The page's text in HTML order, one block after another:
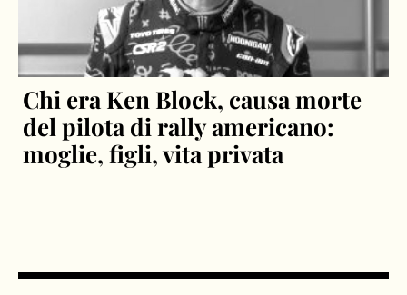
Chi era Ken Block, causa morte
del pilota di rally americano:
moglie, figli, vita privata